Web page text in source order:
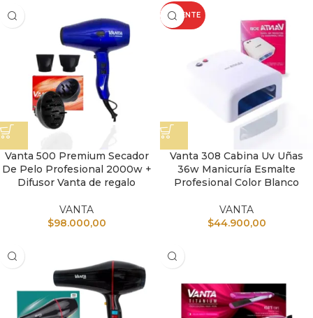
Vanta 500 Premium Secador
De Pelo Profesional 2000w +
Difusor Vanta de regalo
VANTA
$98.000,00
CALIENTE
Vanta 308 Cabina Uv Uñas
36w Manicuría Esmalte
Profesional Color Blanco
VANTA
$44.900,00